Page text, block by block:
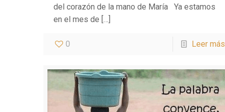
del corazón de la mano de María Ya estamos
en el mes de […]
0 Leer más